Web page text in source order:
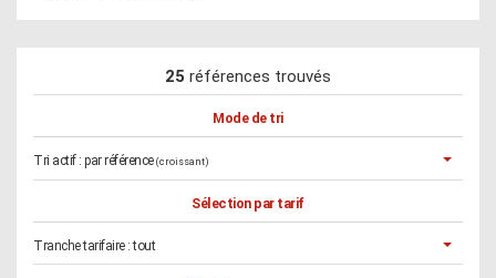
25 références trouvés
Mode de tri
Tri actif : par référence (croissant)
Sélection par tarif
Tranche tarifaire :tout